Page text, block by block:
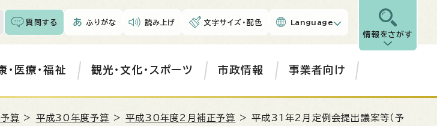
質問する ふりがな 読み上げ 文字サイズ・配色 Language
情報をさがす
・医療・福祉 観光・文化・スポーツ 市政情報 事業者向け
算 > 平成30年度予算 >平成30年度2月補正予算 > 平成31年2月定例会提出議案等（予